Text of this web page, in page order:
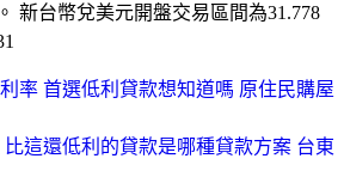
新台幣兌美元開盤交易區間為31.778
率 首選低利貸款想知道嗎 原住民購屋
這還低利的貸款是哪種貸款方案 台東